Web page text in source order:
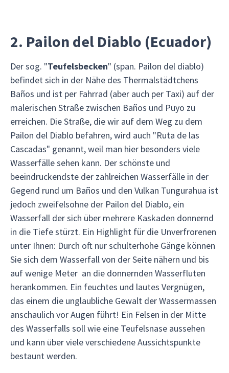
2. Pailon del Diablo (Ecuador)
Der sog. "Teufelsbecken" (span. Pailon del diablo)
befindet sich in der Nähe des Thermalstädtchens
Baños und ist per Fahrrad (aber auch per Taxi) auf der
malerischen Straße zwischen Baños und Puyo zu
erreichen. Die Straße, die wir auf dem Weg zu dem
Pailon del Diablo befahren, wird auch "Ruta de las
Cascadas" genannt, weil man hier besonders viele
Wasserfälle sehen kann. Der schönste und
beeindruckendste der zahlreichen Wasserfälle in der
Gegend rund um Baños und den Vulkan Tungurahua ist
jedoch zweifelsohne der Pailon del Diablo, ein
Wasserfall der sich über mehrere Kaskaden donnernd
in die Tiefe stürzt. Ein Highlight für die Unverfrorenen
unter Ihnen: Durch oft nur schulterhohe Gänge können
Sie sich dem Wasserfall von der Seite nähern und bis
auf wenige Meter an die donnernden Wasserfluten
herankommen. Ein feuchtes und lautes Vergnügen,
das einem die unglaubliche Gewalt der Wassermassen
anschaulich vor Augen führt! Ein Felsen in der Mitte
des Wasserfalls soll wie eine Teufelsnase aussehen
und kann über viele verschiedene Aussichtspunkte
bestaunt werden.